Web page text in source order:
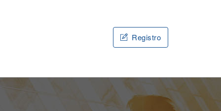
Registro